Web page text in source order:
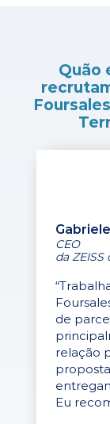
Quão
CEO
da ZEISS
de
relação
Eu